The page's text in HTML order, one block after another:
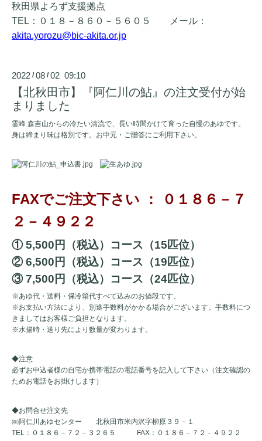
秋田県よろず支援拠点
TEL：０１８－８６０－５６０５ メール：
akita.yorozu@bic-akita.or.jp
2022 /08 /02 09:10
【北秋田市】『阿仁川の鮎』の注文受付が始
まりました
霊峰 森吉山からの冷たい清流で、長い時間かけて育った自慢のあゆです。
身は締まり味は格別です。お中元・ご贈答にご利用下さい。
FAXでご注文下さい ：
０１８６－７
２－４９２２
① 5,500円（税込） コース（15匹位）
② 6,500円
（税込） コース（19匹位）
③ 7,500円
（税込） コース（24匹位）
※あゆ代・送料・保冷箱代すべて込みのお値段です。
※お支払い方法により、別途手数料がかかる場合がございます。手数料につ
きましてはお客様ご負担となります。
※水揚時・送り先により数量が変わります。
◆注意
必ずお申込者様の自宅か携帯電話の電話番号を記入して下さい（注文確認の
ためお電話をお掛けします）
◆お問合せ注文先
㈱阿仁川あゆセンター 北秋田市米内沢字柳原３９－１
TEL：０１８６－７２－３２６５ FAX：０１８６－７２－４９２２